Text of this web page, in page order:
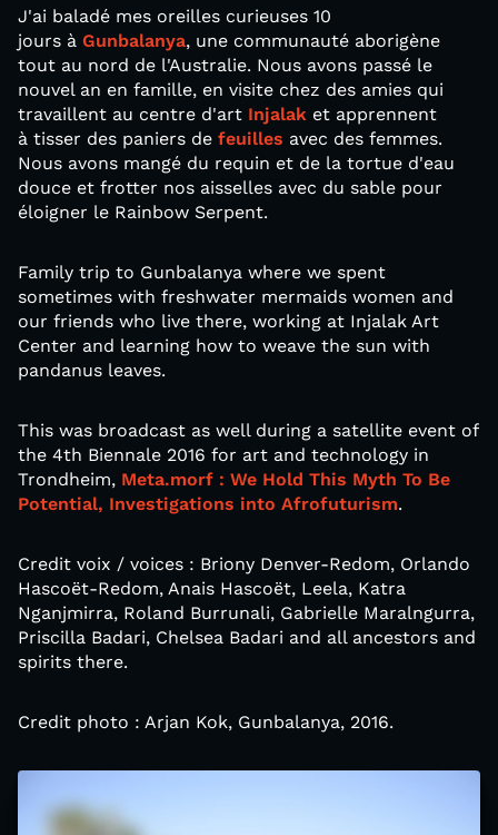
J'ai baladé mes oreilles curieuses 10
jours à Gunbalanya, une communauté aborigène
tout au nord de l'Australie. Nous avons passé le
nouvel an en famille, en visite chez des amies qui
travaillent au centre d'art Injalak et apprennent
à tisser des paniers de feuilles avec des femmes.
Nous avons mangé du requin et de la tortue d'eau
douce et frotter nos aisselles avec du sable pour
éloigner le Rainbow Serpent.
Family trip to Gunbalanya where we spent
sometimes with freshwater mermaids women and
our friends who live there, working at Injalak Art
Center and learning how to weave the sun with
pandanus leaves.
This was broadcast as well during a satellite event of
the 4th Biennale 2016 for art and technology in
Trondheim, Meta.morf : We Hold This Myth To Be
Potential, Investigations into Afrofuturism.
Credit voix / voices : Briony Denver-Redom, Orlando
Hascoët-Redom, Anais Hascoët, Leela, Katra
Nganjmirra, Roland Burrunali, Gabrielle Maralngurra,
Priscilla Badari, Chelsea Badari and all ancestors and
spirits there.
Credit photo : Arjan Kok, Gunbalanya, 2016.